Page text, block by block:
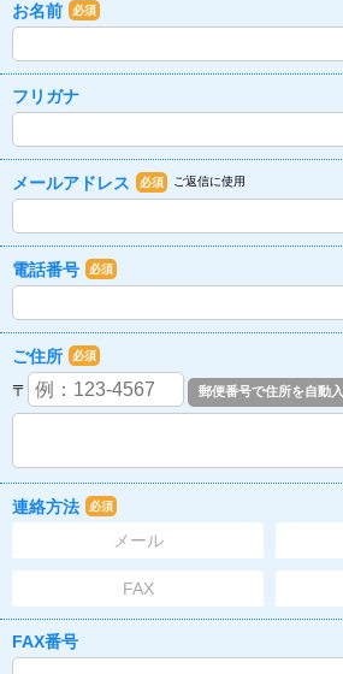
お名前 必須
フリガナ
メールアドレス 必須 ご返信に使用
電話番号 必須
ご住所 必須
〒
連絡方法 必須
メール
FAX
FAX番号